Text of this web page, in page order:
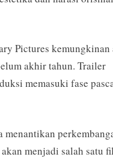
Pictures kemungkinan
akhir tahun. Trailer
memasuki fase
menantikan
menjadi salah satu